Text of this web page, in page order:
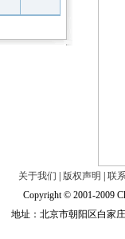
关于我们 版权声明
联
Copyright © 2001-2009
地址：北京市朝阳区白家